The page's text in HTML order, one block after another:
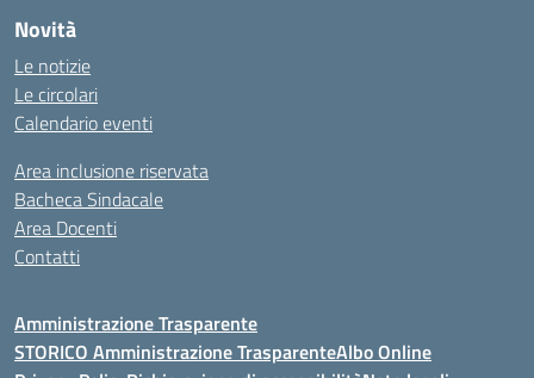
Novità
Le notizie
Le circolari
Calendario eventi
Area inclusione riservata
Bacheca Sindacale
Area Docenti
Contatti
Amministrazione Trasparente
STORICO Amministrazione TrasparenteAlbo Online